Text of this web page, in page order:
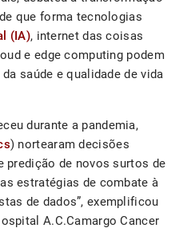
que forma tecnologias
(IA), internet das coisas
e edge computing podem
saúde e qualidade de vida
durante a pandemia,
) nortearam decisões
predição de novos surtos de
estratégias de combate à
de dados”, exemplificou
A.C.Camargo Cancer